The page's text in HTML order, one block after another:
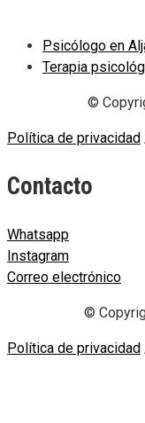
Psicólogo en
Terapia
©
Política de privacidad
Contacto
Whatsapp
Instagram
Correo electrónico
©
Política de privacidad